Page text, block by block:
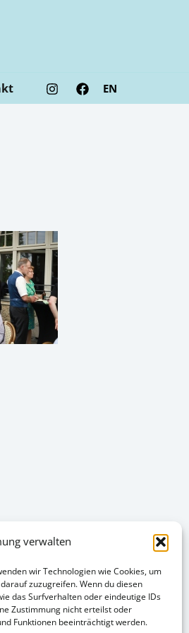
verwalten
wir Technologien wie Cookies, um
zuzugreifen. Wenn du diesen
das Surfverhalten oder eindeutige IDs
Zustimmung nicht erteilst oder
Funktionen beeinträchtigt werden.
EN